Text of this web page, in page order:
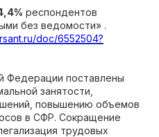
респондентов
без ведомости» .
doc/6552504?
Федерации поставлены
занятости,
повышению объемов
в СФР. Сокращение
трудовых